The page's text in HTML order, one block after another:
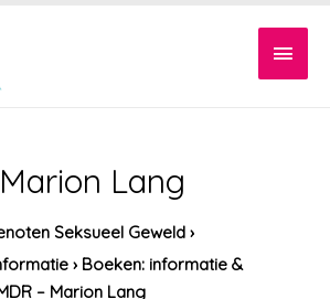
Lang
Seksueel Geweld ›
› Boeken: informatie &
– Marion Lang